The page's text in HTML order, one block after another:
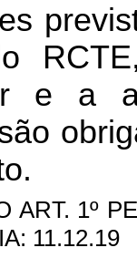
e a
ART. 1º
11.12.19